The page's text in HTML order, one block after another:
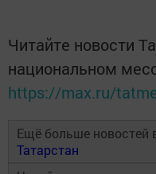
Читайте новости
национальном
https://max.ru/
Ещё больше новостей
Татарстан